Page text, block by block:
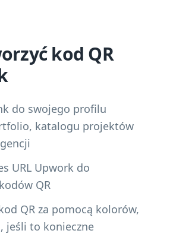
kod QR
do swojego profilu
katalogu projektów
URL Upwork do
QR
QR za pomocą kolorów,
jeśli to konieczne